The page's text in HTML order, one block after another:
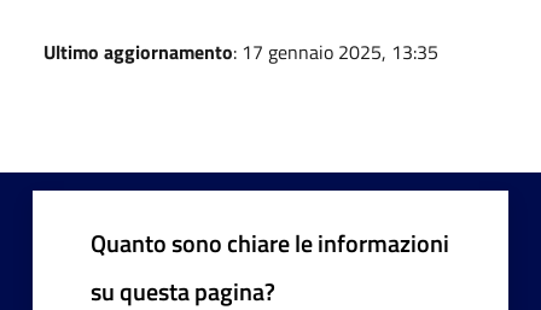
Ultimo aggiornamento: 17 gennaio 2025, 13:35
Quanto sono chiare le informazioni
su questa pagina?